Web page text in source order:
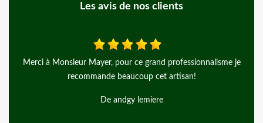
Les avis de nos clients
J ai fait appel a Mr Mayer pour la taille de m a haïs le travail est
parfait je recommande fortement.
De Madison